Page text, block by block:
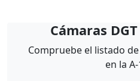
Cámaras
Compruebe el listado
en la